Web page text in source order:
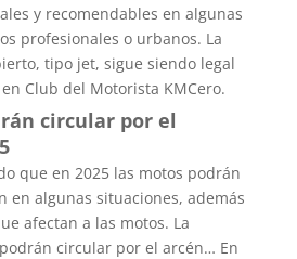
y recomendables en algunas
profesionales o urbanos. La
tipo jet, sigue siendo legal
Club del Motorista KMCero.
circular por el
que en 2025 las motos podrán
en algunas situaciones, además
afectan a las motos. La
circular por el arcén… En